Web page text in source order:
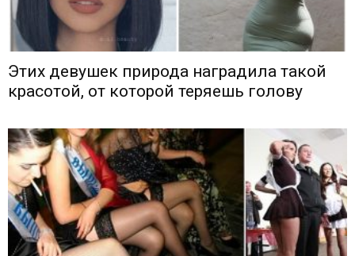
Этих девушек природа наградила такой
красотой, от которой теряешь голову